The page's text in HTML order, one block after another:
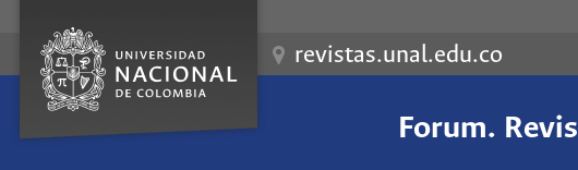
revistas.unal.edu.co
Forum.